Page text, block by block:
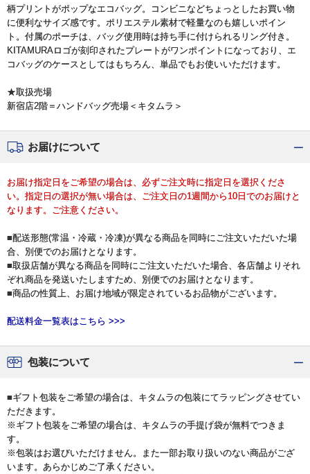
柄プリントがポップなエコバッグ。コンビニなどちょっとしたお買い物
に便利なサイズ感です。ポリエステル素材で軽量なのも嬉しいポイン
ト。付属のポーチは、バッグ使用時は持ち手に付けられるリング付き。
KITAMURAロゴが刻印されたプレートがワンポイントになっており、エ
コバッグのケースとしてはもちろん、単品でもお使いいただけます。
★取扱売場
新宿店2階＝ハンドバッグ売場＜キタムラ＞
お届けについて
お届け指定日をご希望の場合は、必ずご注文時に指定日を選択くださ
い。指定日の選択が無い場合は、ご注文日の1週間から10日でのお届けと
なります。ご注意ください。
■配送形態(常温・冷蔵・冷凍)が異なる商品を同時にご注文いただいた場
合、別便でのお届けとなります。
■取扱店舗が異なる商品を同時にご注文いただいた場合、各店舗よりそれ
ぞれ商品を発送いたしますため、別便でのお届けとなります。
■商品の性質上、お届け地域が限定されているお品物がございます。
配送料金一覧表はこちら >>>
包装について
■ギフト包装をご希望の場合は、キタムラの包装にてラッピングさせてい
ただきます。
※ギフト包装をご希望の場合は、キタムラの手提げ袋が無料でつきま
す。
※包装はお選びいただけません。また一部お取り扱いのない商品がござ
います。あらかじめご了承ください。